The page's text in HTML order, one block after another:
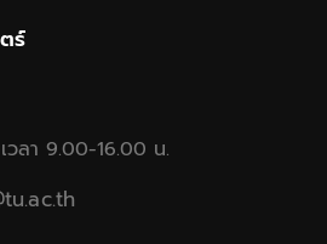
ร์
วลา 9.00-16.00 น.